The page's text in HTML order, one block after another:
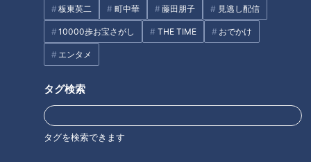
板東英二 町中華 藤田朋子 見逃し配信
10000歩お宝さがし THE TIME おでかけ
エンタメ
タグ検索
タグを検索できます
https://hicbc.com/tv/corporation/banshin/kijun.htm
この記事を見たあなたへのおすすめ